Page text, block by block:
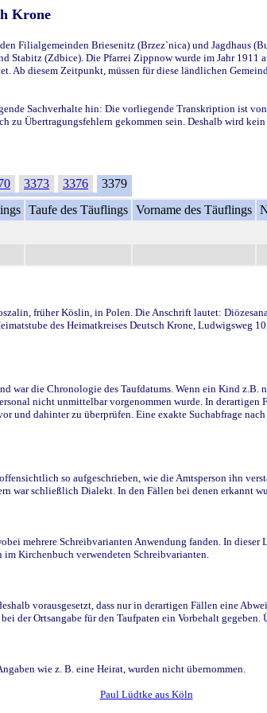
Krone
Filialgemeinden Briesenitz (Brzez`nica) und Jagdhaus
Stabitz (Zdbice). Die Pfarrei Zippnow wurde im Jahr
diesem Zeitpunkt, müssen für diese ländlichen
Sachverhalte hin: Die vorliegende Transkription ist
Übertragungsfehlern gekommen sein. Deshalb wird
3373 3376
3379
Taufe des Täuflings Vorname des Täuflings
früher Köslin, in Polen. Die Anschrift lautet:
des Heimatkreises Deutsch Krone, Ludwigsweg
war die Chronologie des Taufdatums. Wenn ein Kind
nicht unmittelbar vorgenommen wurde. In
und dahinter zu überprüfen. Eine exakte Suchabfrage
so aufgeschrieben, wie die Amtsperson ihn
war schließlich Dialekt. In den Fällen bei denen erkannt
mehrere Schreibvarianten Anwendung fanden. In
Kirchenbuch verwendeten Schreibvarianten.
vorausgesetzt, dass nur in derartigen Fällen eine
der Ortsangabe für den Taufpaten ein Vorbehalt
wie z. B. eine Heirat, wurden nicht übernommen.
Paul Lüdtke aus Köln